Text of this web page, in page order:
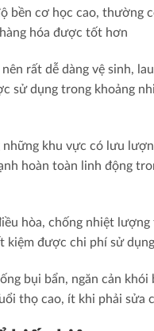
bền cơ học cao, thường
hóa được tốt hơn
rất dễ dàng vệ sinh,
sử dụng trong khoảng
khu vực có lưu
hoàn toàn linh động
hòa, chống nhiệt
kiệm được chi phí sử
bụi bẩn, ngăn cản
thọ cao, ít khi phải sửa